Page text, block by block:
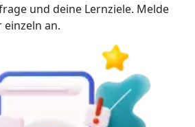
und deine Lernziele. Melde
an.